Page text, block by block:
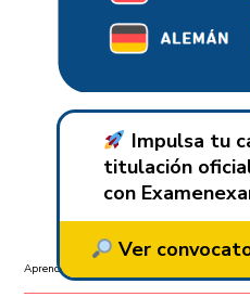
Impulsa tu
titulación
con
Ver
Aprender Japonés